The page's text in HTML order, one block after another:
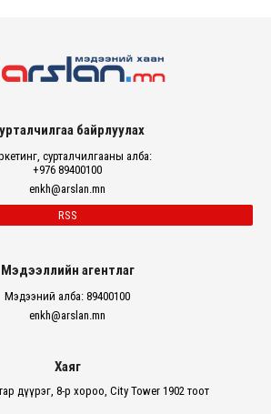
байрлуулах
сурталчилгааны алба:
+976 89400100
enkh@arslan.mn
RSS
Мэдээллийн агентлаг
Мэдээний алба: 89400100
enkh@arslan.mn
Хаяг
дүүрэг, 8-р хороо, City Tower 1902 тоот